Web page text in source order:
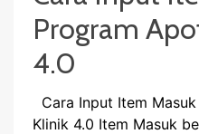
Program
4.0
Cara Input Item
Klinik 4.0 Item Masuk